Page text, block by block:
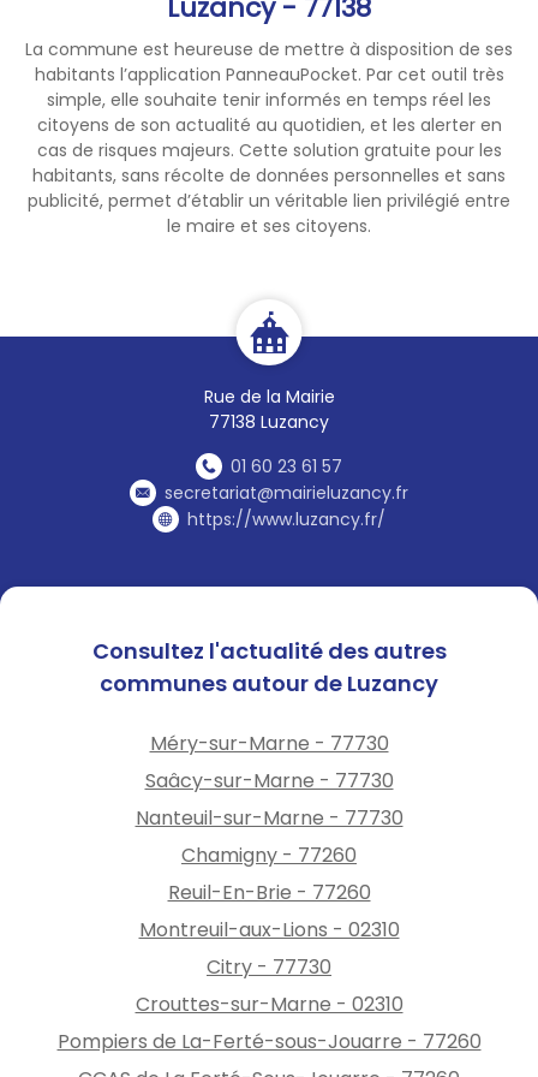
La commune est heureuse de mettre à disposition de ses
habitants l’application PanneauPocket. Par cet outil très
simple, elle souhaite tenir informés en temps réel les
citoyens de son actualité au quotidien, et les alerter en
cas de risques majeurs. Cette solution gratuite pour les
habitants, sans récolte de données personnelles et sans
publicité, permet d’établir un véritable lien privilégié entre
le maire et ses citoyens.
Rue de la Mairie
77138 Luzancy
01 60 23 61 57
secretariat@mairieluzancy.fr
https://www.luzancy.fr/
(DDT/2026/CAD/002)
réglementant
temporairement les activités
de récolte.
⚠️ MESURES APPLICABLES
❌ Interdiction stricte et
de moissonnage sur
l’ensemble du territoire.
❌ Interdiction stricte et
absolue de toutes les
opérations de pressage des
📅 Ces interdictions
s'appliquent immédiatement
et resteront en vigueur
vigilance rouge canicule.
👮 Les forces de gendarmerie
veilleront au strict respect de
🔥 APPEL À LA VIGILANCE
COLLECTIVE :La municipalité
de Luzancy appelle chacun
d’entre vous à la plus grande
prudence. Évitez absolument
tout comportement à risque
à proximité des zones sèches
(barbecues, travaux générant
Consultez l'actualité des autres
communes autour de Luzancy
Méry-sur-Marne - 77730
Saâcy-sur-Marne - 77730
Nanteuil-sur-Marne - 77730
Chamigny - 77260
Reuil-En-Brie - 77260
Montreuil-aux-Lions - 02310
Citry - 77730
Crouttes-sur-Marne - 02310
Pompiers de La-Ferté-sous-Jouarre - 77260